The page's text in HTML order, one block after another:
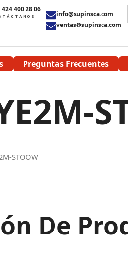
424 400 28 06
info@supinsca.com
ventas@supinsca.com
Preguntas Frecuentes
STOOW
De